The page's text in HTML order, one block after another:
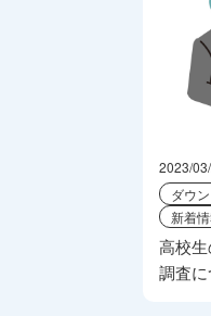
2023/
ダウ
新着
高校
調査